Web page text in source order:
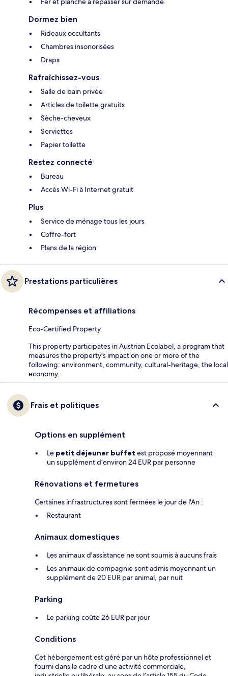
Dormez bien
Rideaux occultants
Chambres insonorisées
Draps
Rafraîchissez-vous
Salle de bain privée
Articles de toilette gratuits
Sèche-cheveux
Serviettes
Papier toilette
Restez connecté
Bureau
Accès Wi-Fi à Internet gratuit
Plus
Service de ménage tous les jours
Coffre-fort
Plans de la région
Prestations particulières
Récompenses et affiliations
Eco-Certified Property
This property participates in Austrian Ecolabel, a program that
measures the property's impact on one or more of the
following: environment, community, cultural-heritage, the local
economy.
Frais et politiques
Options en supplément
Le petit déjeuner buffet est proposé moyennant
un supplément d’environ 24 EUR par personne
Rénovations et fermetures
Certaines infrastructures sont fermées le jour de l'An :
Restaurant
Animaux domestiques
Les animaux d'assistance ne sont soumis à aucuns frais
Les animaux de compagnie sont admis moyennant un
supplément de 20 EUR par animal, par nuit
Parking
Le parking coûte 26 EUR par jour
Conditions
Cet hébergement est géré par un hôte professionnel et
fourni dans le cadre d’une activité commerciale,